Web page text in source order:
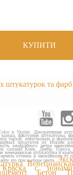
КУПИТИ
штукатурок та фарб
в Укрїні. Декоративная
фактурная штукатурка,
бархат, известковые и
продуктов из Италии
квадратного метра
салонах Киев, Днепр,
венецианская штукатурка и
оттенок в зависимости от
это при выборе цвета.
Краска с ионами
Бетон